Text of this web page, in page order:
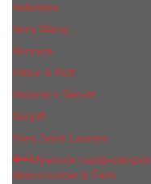
Valentino
Vera Wang
Versace
Viktor & Rolf
Victoria s Secret
Xerjoff
Yves Saint Laurent
Мужская парфюмерия
Abercrombie & Fitch